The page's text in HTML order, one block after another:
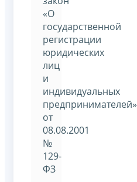
«О
государственной
регистрации
юридических
лиц
и
индивидуальных
предпринимателей»
от
08.08.2001
№
129-
ФЗ